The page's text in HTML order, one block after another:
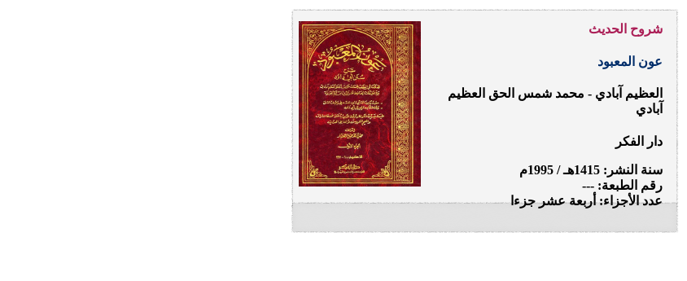
شروح الحديث
عون المعبود
العظيم آبادي - محمد شمس الحق العظيم
آبادي
دار الفكر
سنة النشر: 1415هـ / 1995م
رقم الطبعة: ---
عدد الأجزاء: أربعة عشر جزءا